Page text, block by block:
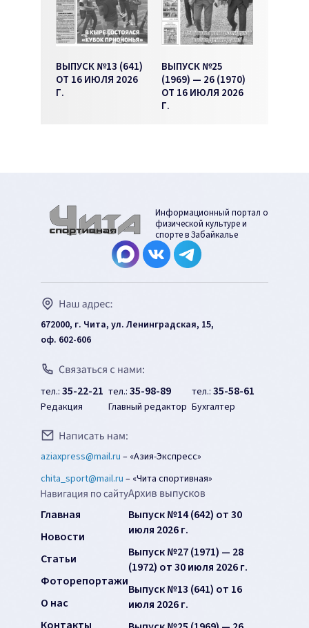
ВЫПУСК №13 (641)
ОТ 16 ИЮЛЯ 2026
Г.
ВЫПУСК №25
(1969) — 26 (1970)
ОТ 16 ИЮЛЯ 2026
Г.
Информационный портал о
физической культуре и
спорте в Забайкалье
672000, г. Чита, ул. Ленинградская, 15,
оф. 602-606
тел.: 35-22-21
Редакция
тел.: 35-98-89
Главный редактор
тел.: 35-58-61
Бухгалтер
aziaxpress@mail.ru – «Азия-Экспресс»
chita_sport@mail.ru – «Чита спортивная»
Главная
Новости
Статьи
Фоторепортажи
О нас
Выпуск №14 (642) от 30
июля 2026 г.
Выпуск №27 (1971) — 28
(1972) от 30 июля 2026 г.
Выпуск №13 (641) от 16
июля 2026 г.